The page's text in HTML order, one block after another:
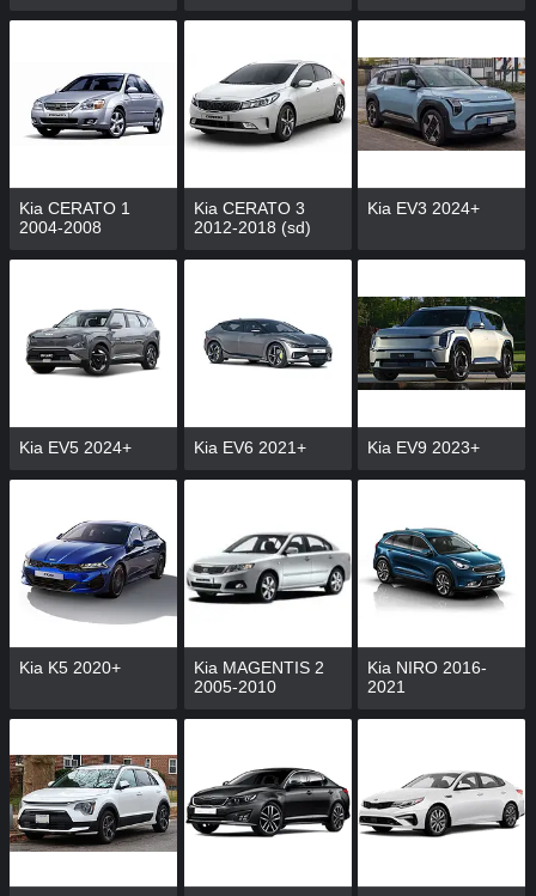
Kia CERATO 1
2004-2008
Kia CERATO 3
2012-2018 (sd)
Kia EV3 2024+
Kia EV5 2024+ Kia EV6 2021+ Kia EV9 2023+
Kia K5 2020+
Kia MAGENTIS 2
2005-2010
Kia NIRO 2016-
2021